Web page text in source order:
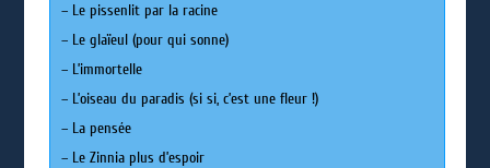
– Le pissenlit par la racine
– Le glaïeul (pour qui sonne)
– L’immortelle
– L’oiseau du paradis (si si, c’est une fleur !)
– La pensée
– Le Zinnia plus d’espoir